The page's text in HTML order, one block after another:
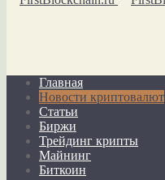
Главная
Новости криптовалют
Статьи
Биржи
Трейдинг крипты
Майнинг
Биткоин